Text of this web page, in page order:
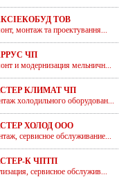
ТОВ
монтаж та проектування...
ЧП
и модернизация мельничн...
КЛИМАТ ЧП
холодильного оборудован...
ХОЛОД ООО
сервисное обслуживание...
К ЧПТП
сервисное обслужив...